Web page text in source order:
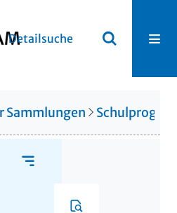
Detailsuche
Sammlungen